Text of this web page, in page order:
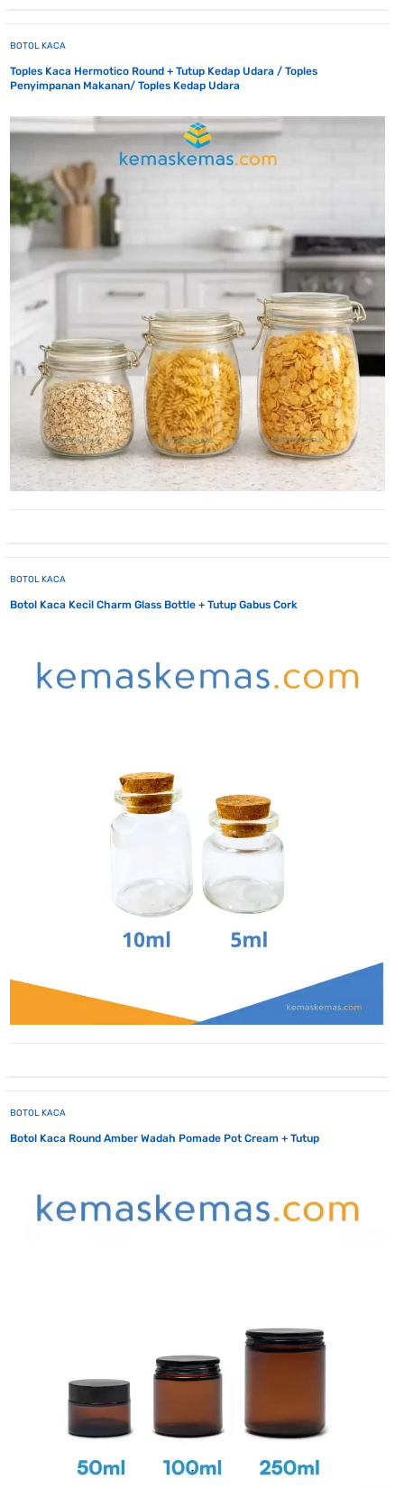
BOTOL KACA
Toples Kaca Hermotico Round + Tutup Kedap Udara / Toples
Penyimpanan Makanan/ Toples Kedap Udara
BOTOL KACA
Botol Kaca Kecil Charm Glass Bottle + Tutup Gabus Cork
BOTOL KACA
Botol Kaca Round Amber Wadah Pomade Pot Cream + Tutup